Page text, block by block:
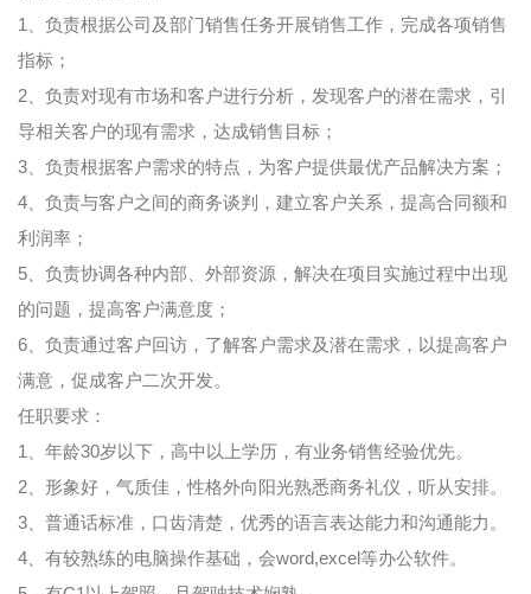
1、负责根据公司及部门销售任务开展销售工作，完成各项销售
指标；
2、负责对现有市场和客户进行分析，发现客户的潜在需求，引
导相关客户的现有需求，达成销售目标；
3、负责根据客户需求的特点，为客户提供最优产品解决方案；
4、负责与客户之间的商务谈判，建立客户关系，提高合同额和
利润率；
5、负责协调各种内部、外部资源，解决在项目实施过程中出现
的问题，提高客户满意度；
6、负责通过客户回访，了解客户需求及潜在需求，以提高客户
满意，促成客户二次开发。
任职要求：
1、年龄30岁以下，高中以上学历，有业务销售经验优先。
2、形象好，气质佳，性格外向阳光熟悉商务礼仪，听从安排。
3、普通话标准，口齿清楚，优秀的语言表达能力和沟通能力。
4、有较熟练的电脑操作基础，会word,excel等办公软件。